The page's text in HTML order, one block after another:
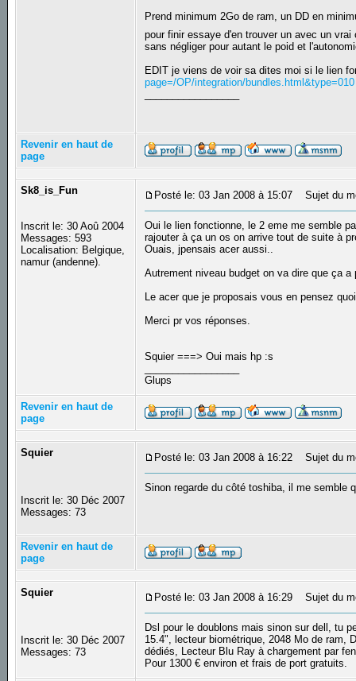
Prend minimum 2Go de ram, un DD en
pour finir essaye d'en trouver un avec un
sans négliger pour autant le poid et
EDIT je viens de voir sa dites moi si le lien
page=/OP/integration/bundles.html&type=010
Revenir en haut de
page
Sk8_is_Fun
Inscrit le: 30 Aoû 2004
Messages: 593
Localisation: Belgique,
namur (andenne).
Posté le: 03 Jan 2008 à 15:07 Sujet du
Oui le lien fonctionne, le 2 eme me semble
rajouter à ça un os on arrive tout de suite à
Ouais, jpensais acer aussi..
Autrement niveau budget on va dire que ça
Le acer que je proposais vous en pensez
Merci pr vos réponses.
Squier ===> Oui mais hp :s
Glups
Revenir en haut de
page
Squier
Inscrit le: 30 Déc 2007
Messages: 73
Posté le: 03 Jan 2008 à 16:22 Sujet du
Sinon regarde du côté toshiba, il me
Revenir en haut de
page
Squier
Inscrit le: 30 Déc 2007
Messages: 73
Posté le: 03 Jan 2008 à 16:29 Sujet du
Dsl pour le doublons mais sinon sur dell, tu
15.4", lecteur biométrique, 2048 Mo de ram,
dédiés, Lecteur Blu Ray à chargement par
Pour 1300 € environ et frais de port gratuits.